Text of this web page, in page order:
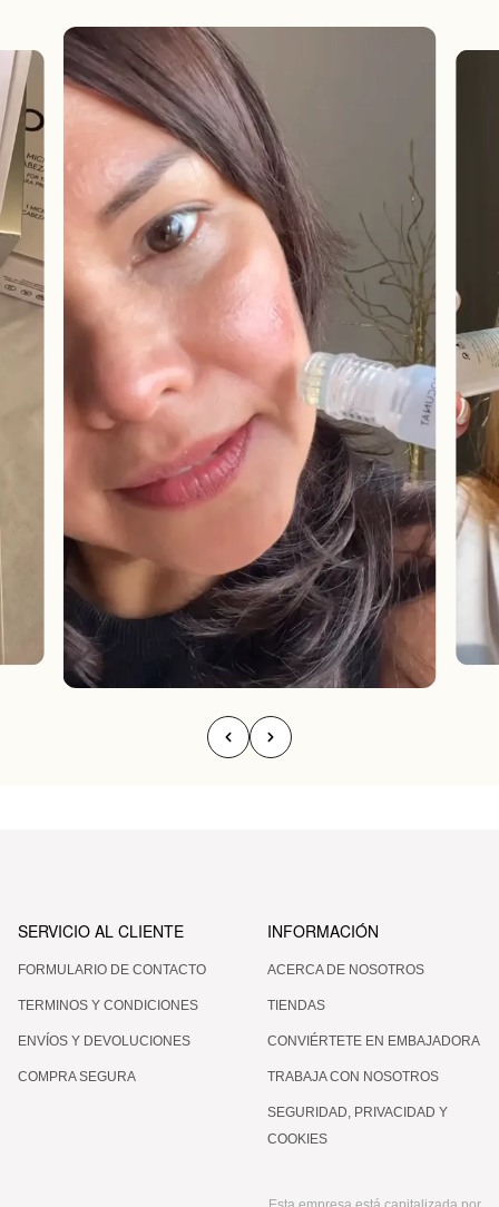
SERVICIO AL CLIENTE
FORMULARIO DE CONTACTO
TERMINOS Y CONDICIONES
ENVÍOS Y DEVOLUCIONES
COMPRA SEGURA
INFORMACIÓN
ACERCA DE NOSOTROS
TIENDAS
CONVIÉRTETE EN EMBAJADORA
TRABAJA CON NOSOTROS
SEGURIDAD, PRIVACIDAD Y
COOKIES